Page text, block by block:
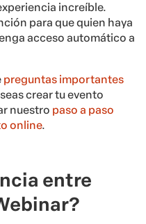
increíble.
para que quien haya
acceso automático a
preguntas importantes
crear tu evento
nuestro paso a paso
online.
entre